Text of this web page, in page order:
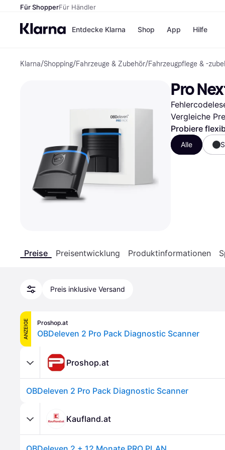
Für ShopperFür Händler
Entdecke Klarna
Zahlungsmethoden
Sofort bezahlen
Bezahle in 3
Teilzahlungen
Bezahle in bis zu 30
Ratenzahlung
Shop
Shops
H&M
Temu
Alle Shops
App Hilfe
Klarna/Shopping/Fahrzeuge & Zubehör/Fahrzeugpflege & -
Pro
Vergleiche
Probiere
Alle
Preise Preisentwicklung Produktinformationen
Preis inklusive Versand
ANZEIGE Proshop.at
OBDeleven 2 Pro Pack Diagnostic Scanner
Proshop.at
OBDeleven 2 Pro Pack Diagnostic Scanner
Kaufland.at